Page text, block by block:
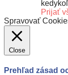
Prijať
Spravovať
Close
Prehľad zásad